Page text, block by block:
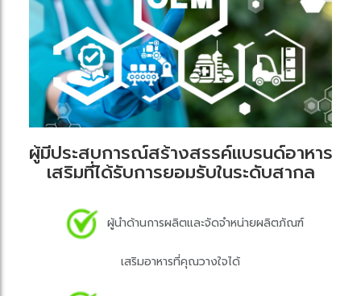
ผู้มีประสบการณ์สร้างสรรค์แบรนด์อาหาร
เสริมที่ได้รับการยอมรับในระดับสากล
ผู้นำด้านการผลิตและจัดจำหน่ายผลิตภัณฑ์
เสริมอาหารที่คุณวางใจได้